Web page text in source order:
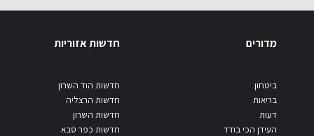
מדורים
ביטחון
בריאות
דעות
העידן הכי בודד
חדשות אזוריות
חדשות הוד השרון
חדשות הרצליה
חדשות השרון
חדשות כפר סבא